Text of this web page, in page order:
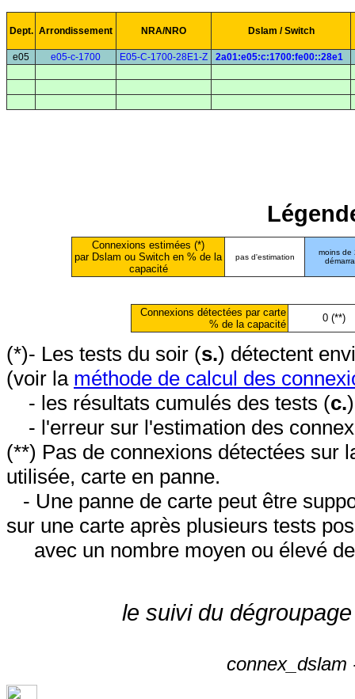
Dept. Arrondissement NRA/NRO Dslam / Switch
e05 e05-c-1700 E05-C-1700-28E1-Z 2a01:e05:c:1700:fe00::28e1
Connexions estimées (*)
par Dslam ou Switch en % de la
capacité
pas d'estimation
moins de
Connexions détectées par carte
% de la capacité
0 (**)
(*)- Les tests du soir (s.) détectent
(voir la méthode de calcul des
- les résultats cumulés des tests (c.
- l'erreur sur l'estimation des
(**) Pas de connexions détectées sur
utilisée, carte en panne.
- Une panne de carte peut être
sur une carte après plusieurs tests
avec un nombre moyen ou élevé
le suivi du
connex_dslam